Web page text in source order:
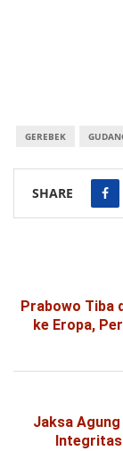
GEREBEK
SHARE
Prabowo Tiba
ke Eropa,
Jaksa Agung
Integritas